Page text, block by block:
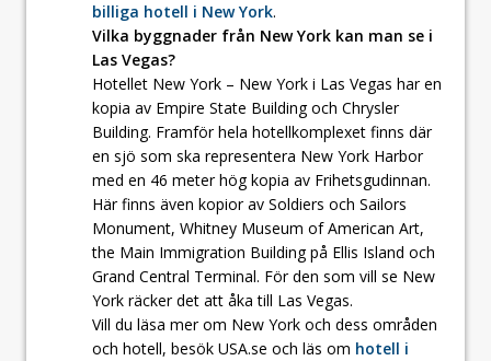
billiga hotell i New York.
Vilka byggnader från New York kan man se i
Las Vegas?
Hotellet New York – New York i Las Vegas har en
kopia av Empire State Building och Chrysler
Building. Framför hela hotellkomplexet finns där
en sjö som ska representera New York Harbor
med en 46 meter hög kopia av Frihetsgudinnan.
Här finns även kopior av Soldiers och Sailors
Monument, Whitney Museum of American Art,
the Main Immigration Building på Ellis Island och
Grand Central Terminal. För den som vill se New
York räcker det att åka till Las Vegas.
Vill du läsa mer om New York och dess områden
och hotell, besök USA.se och läs om hotell i